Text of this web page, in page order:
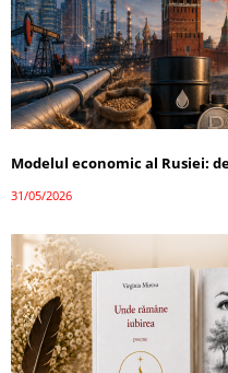
Modelul economic al Rusiei:
31/05/2026